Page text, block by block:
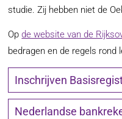
studie. Zij hebben niet de
Opde website van de
bedragen en de regels rond
Inschrijven
Nederlandse